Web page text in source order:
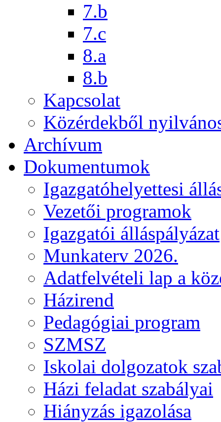
7.b
7.c
8.a
8.b
Kapcsolat
Közérdekből
Archívum
Dokumentumok
Igazgatóhelyettesi
Vezetői programok
Igazgatói álláspályázat
Munkaterv 2026.
Adatfelvételi lap a
Házirend
Pedagógiai program
SZMSZ
Iskolai dolgozatok
Házi feladat szabályai
Hiányzás igazolása